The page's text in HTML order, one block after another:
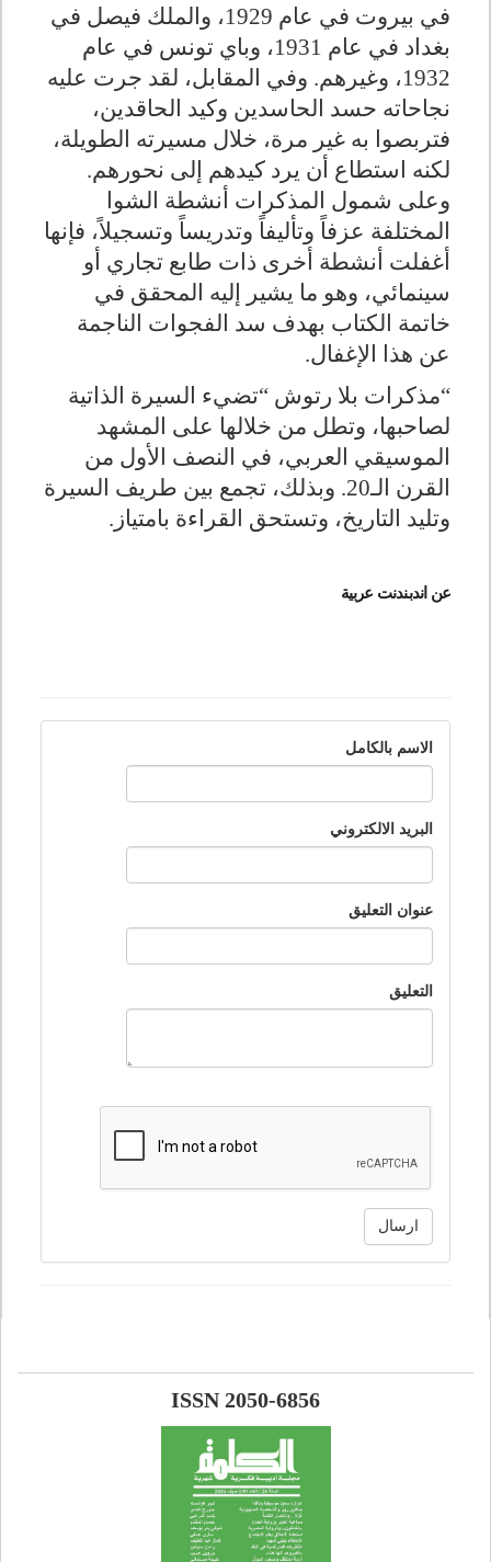
في بيروت في عام 1929، والملك فيصل في
بغداد في عام 1931، وباي تونس في عام
1932، وغيرهم. وفي المقابل، لقد جرت عليه
نجاحاته حسد الحاسدين وكيد الحاقدين،
فتربصوا به غير مرة، خلال مسيرته الطويلة،
لكنه استطاع أن يرد كيدهم إلى نحورهم.
وعلى شمول المذكرات أنشطة الشوا
المختلفة عزفاً وتأليفاً وتدريساً وتسجيلاً، فإنها
أغفلت أنشطة أخرى ذات طابع تجاري أو
سينمائي، وهو ما يشير إليه المحقق في
خاتمة الكتاب بهدف سد الفجوات الناجمة
عن هذا الإغفال.
“مذكرات بلا رتوش “تضيء السيرة الذاتية
لصاحبها، وتطل من خلالها على المشهد
الموسيقي العربي، في النصف الأول من
القرن الـ20. وبذلك، تجمع بين طريف السيرة
وتليد التاريخ، وتستحق القراءة بامتياز .
عن اندبندنت عربية
الاسم بالكامل
البريد الالكتروني
عنوان التعليق
التعليق
ارسال
ISSN 2050-6856